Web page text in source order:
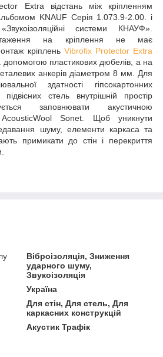
Extra відстань між кріпленням
KNAUF Серія 1.073.9-2.00. і
системи КНАУФ».
на кріплення не має
кріплень Vibrofix Protector Extra
допомогою пластикових дюбелів, а на
анкерів діаметром 8 мм. Для
здатності гіпсокартонних
стель внутрішній простір
заповнювати акустичною
Sonet. Щоб уникнути
шуму, елементи каркаса та
примикати до стін і перекриття
Віброізоляція, Зниження
ударного шуму,
Звукоізоляція
Україна
Для стін, Для стель, Для
каркасних конструкцій
Акустик Трафік